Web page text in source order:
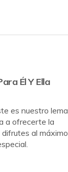
Él Y Ella
es nuestro lema
a ofrecerte la
al máximo